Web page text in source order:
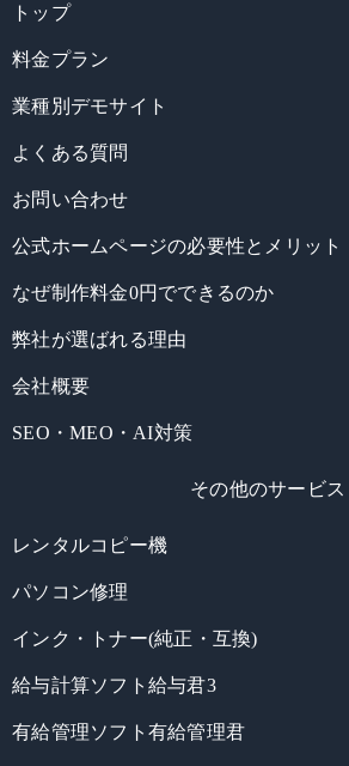
トップ
料金プラン
業種別デモサイト
よくある質問
お問い合わせ
公式ホームページの必要性とメリット
なぜ制作料金0円でできるのか
弊社が選ばれる理由
会社概要
SEO・MEO・AI対策
その他のサービス
レンタルコピー機
パソコン修理
インク・トナー(純正・互換)
給与計算ソフト給与君3
有給管理ソフト有給管理君